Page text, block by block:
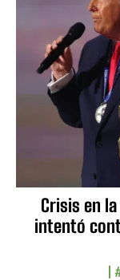
Crisis en
intentó